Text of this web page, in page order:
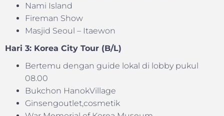
Nami Island
Fireman Show
Masjid Seoul – Itaewon
Hari 3: Korea City Tour (B/L)
Bertemu dengan guide lokal di lobby pukul
08.00
Bukchon HanokVillage
Ginsengoutlet,cosmetik